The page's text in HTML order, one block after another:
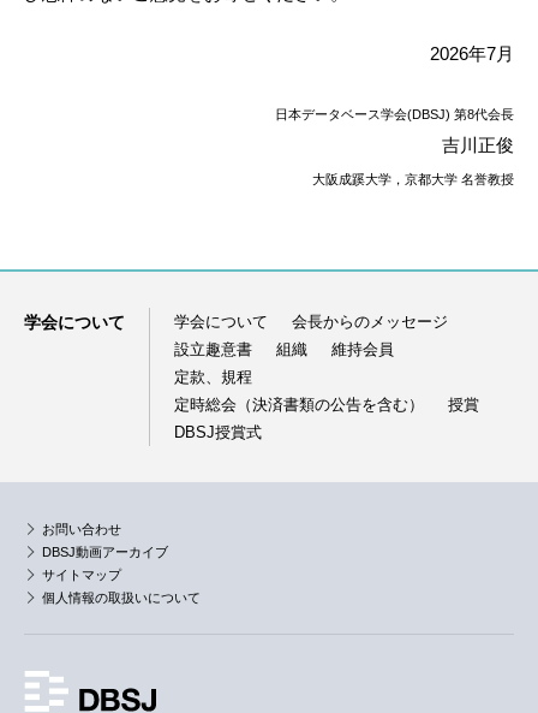
2026年7月
日本データベース学会(DBSJ) 第8代会長
吉川正俊
大阪成蹊大学，京都大学 名誉教授
学会について 学会について
会長からのメッセージ
設立趣意書
組織
維持会員
定款、規程
定時総会（決済書類の公告を含む）
授賞
DBSJ授賞式
お問い合わせ
DBSJ動画アーカイブ
サイトマップ
個人情報の取扱いについて